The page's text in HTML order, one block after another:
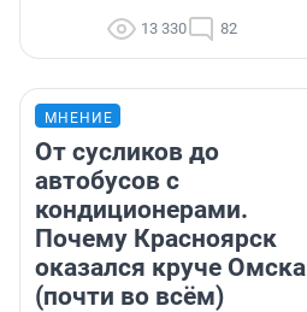
13 330 82
МНЕНИЕ
От сусликов до
автобусов с
кондиционерами.
Почему Красноярск
оказался круче Омска
(почти во всём)